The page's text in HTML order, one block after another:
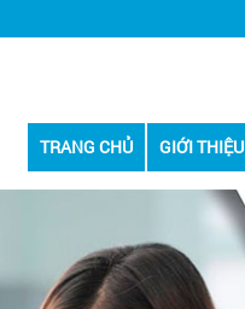
TRANG CHỦ GIỚI THIỆU